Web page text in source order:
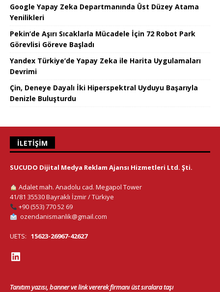
Google Yapay Zeka Departmanında Üst Düzey Atama
Yenilikleri
Pekin’de Aşırı Sıcaklarla Mücadele İçin 72 Robot Park
Görevlisi Göreve Başladı
Yandex Türkiye’de Yapay Zeka ile Harita Uygulamaları
Devrimi
Çin, Deneye Dayalı İki Hiperspektral Uyduyu Başarıyla
Denizle Buluşturdu
İLETIŞIM
SUCUDO Dijital Medya Reklam Ajansı Hizmetleri Ltd. Şti.
Adalet mah. Anadolu cad. Megapol Tower
41/81 35530 Bayraklı İzmir / Türkiye
+90 (553) 770 52 69
ozendanismanlik@gmail.com
UETS: 15623-26967-42627
Tanıtım yazısı, banner ve link vererek firmanı üst sıralara taşı